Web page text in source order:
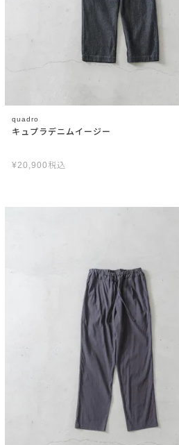
quadro
キュプラデニムイージー
¥20,900 税込